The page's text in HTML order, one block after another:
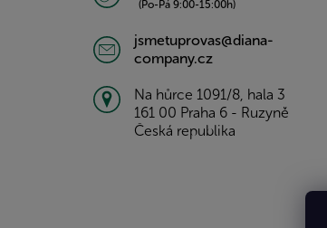
(Po-Pá 9:00-15:00h)
jsmetuprovas@diana-
company.cz
Na hůrce 1091/8, hala 3
161 00 Praha 6 - Ruzyně
Česká republika